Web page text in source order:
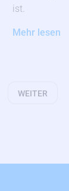
ist.
Mehr lesen
WEITER